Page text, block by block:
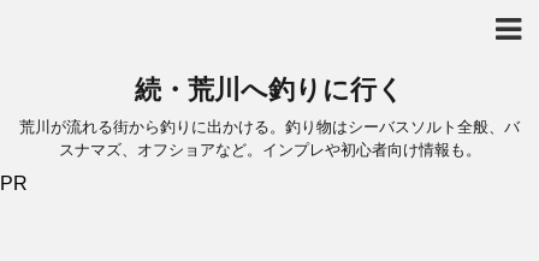
続・荒川へ釣りに行く
荒川が流れる街から釣りに出かける。釣り物はシーバスソルト全般、バ
スナマズ、オフショアなど。インプレや初心者向け情報も。
PR